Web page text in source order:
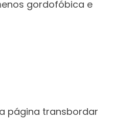
gordofóbica e
página transbordar